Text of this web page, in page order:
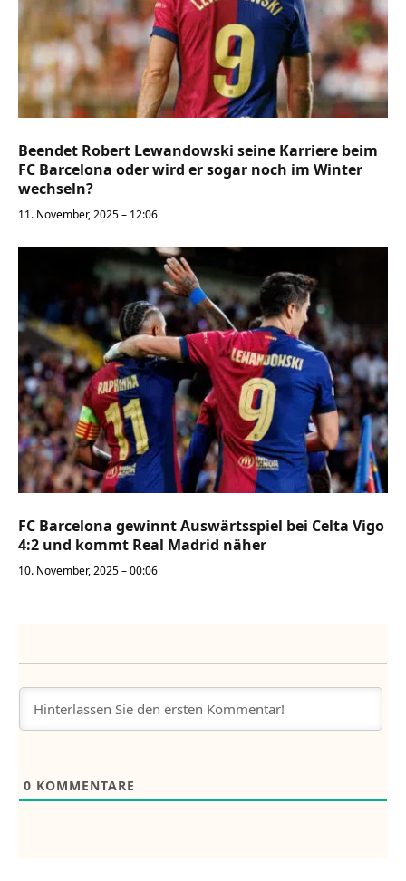
Beendet Robert Lewandowski seine Karriere beim
FC Barcelona oder wird er sogar noch im Winter
wechseln?
11. November, 2025 – 12:06
FC Barcelona gewinnt Auswärtsspiel bei Celta Vigo
4:2 und kommt Real Madrid näher
10. November, 2025 – 00:06
0 KOMMENTARE